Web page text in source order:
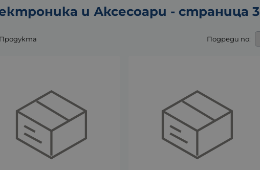
и Аксесоари - страница 3
Продукта Подреди по: